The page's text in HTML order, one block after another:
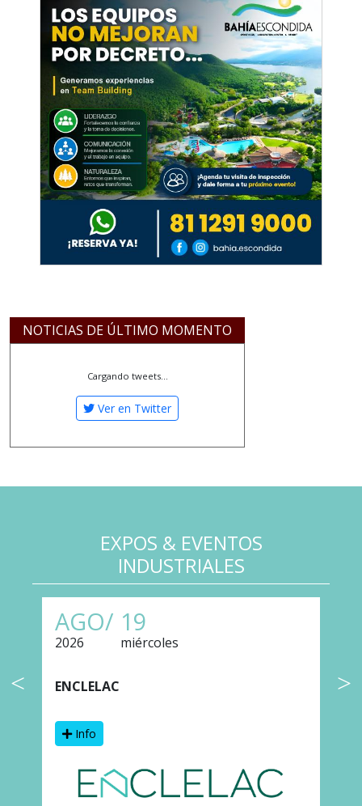
NOTICIAS DE ÚLTIMO MOMENTO
Cargando tweets...
Ver en Twitter
EXPOS & EVENTOS
INDUSTRIALES
AGO/
2026
19
miércoles
ENCLELAC
Info